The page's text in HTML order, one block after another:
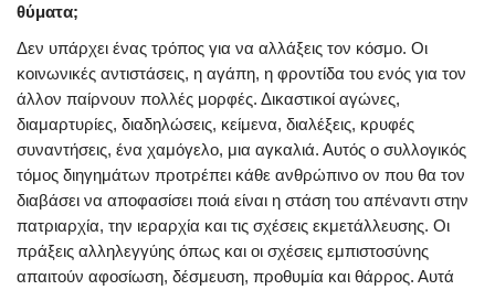
θύματα;
Δεν υπάρχει ένας τρόπος για να αλλάξεις τον κόσμο. Οι
κοινωνικές αντιστάσεις, η αγάπη, η φροντίδα του ενός για τον
άλλον παίρνουν πολλές μορφές. Δικαστικοί αγώνες,
διαμαρτυρίες, διαδηλώσεις, κείμενα, διαλέξεις, κρυφές
συναντήσεις, ένα χαμόγελο, μια αγκαλιά. Αυτός ο συλλογικός
τόμος διηγημάτων προτρέπει κάθε ανθρώπινο ον που θα τον
διαβάσει να αποφασίσει ποιά είναι η στάση του απέναντι στην
πατριαρχία, την ιεραρχία και τις σχέσεις εκμετάλλευσης. Οι
πράξεις αλληλεγγύης όπως και οι σχέσεις εμπιστοσύνης
απαιτούν αφοσίωση, δέσμευση, προθυμία και θάρρος. Αυτά